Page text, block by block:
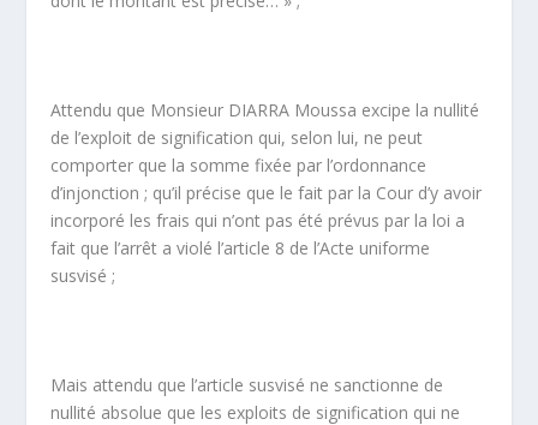
Attendu que Monsieur DIARRA Moussa excipe la nullité
de l’exploit de signification qui, selon lui, ne peut
comporter que la somme fixée par l’ordonnance
d’injonction ; qu’il précise que le fait par la Cour d’y avoir
incorporé les frais qui n’ont pas été prévus par la loi a
fait que l’arrêt a violé l’article 8 de l’Acte uniforme
susvisé ;
Mais attendu que l’article susvisé ne sanctionne de
nullité absolue que les exploits de signification qui ne